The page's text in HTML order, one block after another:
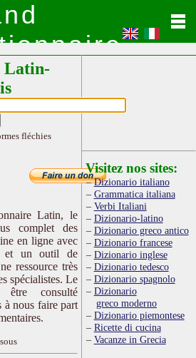
Latin-
fléchies
Latin, le
complet des
en ligne avec
et un outil de
ressource très
spécialistes. Le
être consulté
à nous faire part
Visitez nos sites:
Dizionario italiano
Grammatica italiana
Verbi Italiani
Dizionario-latino
Dizionario greco antico
Dizionario francese
Dizionario inglese
Dizionario tedesco
Dizionario spagnolo
Dizionario
greco moderno
Dizionario piemontese
Ricette di cucina
Vacanze in Grecia